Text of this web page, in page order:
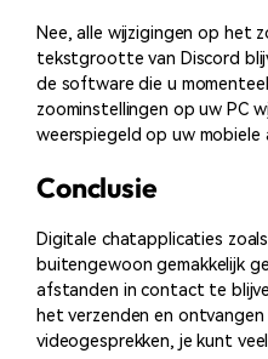
Nee, alle wijzigingen op het
tekstgrootte van Discord
de software die u
zoominstellingen op uw PC
weerspiegeld op uw mobiele
Conclusie
Digitale chatapplicaties
buitengewoon gemakkelijk
afstanden in contact te
het verzenden en
videogesprekken, je kunt